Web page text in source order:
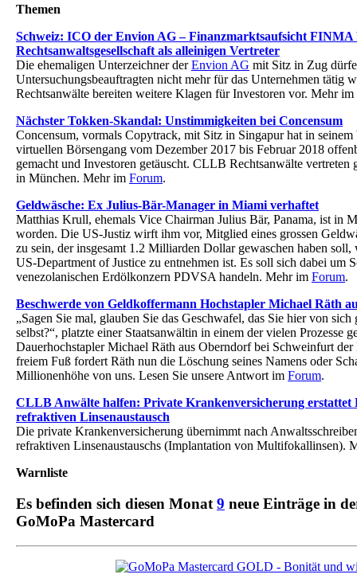
Themen
Schweiz: ICO der Envion AG – Finanzmarktsaufsicht FINMA
Rechtsanwaltsgesellschaft als alleinigen Vertreter
Die ehemaligen Unterzeichner derEnvion AG mit Sitz in Zug
Untersuchungsbeauftragten nicht mehr für das Unternehmen tätig
Rechtsanwälte bereiten weitere Klagen für Investoren vor. Mehr im
Nächster Tokken-Skandal: Unstimmigkeiten bei Concensum
Concensum, vormals Copytrack, mit Sitz in Singapur hat in
virtuellen Börsengang vom Dezember 2017 bis Februar 2018
gemacht und Investoren getäuscht. CLLB Rechtsanwälte vertreten
in München. Mehr im Forum.
Geldwäsche: Ex Julius-Bär-Manager in Miami verhaftet
Matthias Krull, ehemals Vice Chairman Julius Bär, Panama, ist in
worden. Die US-Justiz wirft ihm vor, Mitglied eines grossen
zu sein, der insgesamt 1.2 Milliarden Dollar gewaschen haben
US-Department of Justice zu entnehmen ist. Es soll sich dabei um
venezolanischen Erdölkonzern PDVSA handeln. Mehr im Forum.
Beschwerde von Geldkoffermann Hochstapler Michael Räth
„Sagen Sie mal, glauben Sie das Geschwafel, das Sie hier von sich
selbst?“, platzte einer Staatsanwältin in einem der vielen Prozesse
Dauerhochstapler Michael Räth aus Oberndorf bei Schweinfurt
freiem Fuß fordert Räth nun die Löschung seines Namens oder
Millionenhöhe von uns. Lesen Sie unsere Antwort im Forum.
CLLB Anwälte halfen: Private Krankenversicherung erstattet
refraktiven Linsenaustausch
Die private Krankenversicherung übernimmt nach
refraktiven Linsenaustauschs (Implantation von Multifokallinsen).
Warnliste
Es befinden sich diesen Monat 9 neue Einträge in
GoMoPa Mastercard